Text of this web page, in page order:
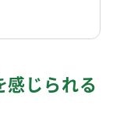
じられる